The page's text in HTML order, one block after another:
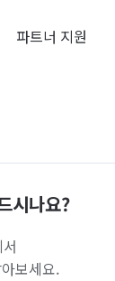
파트너 지원
시나요?
보세요.